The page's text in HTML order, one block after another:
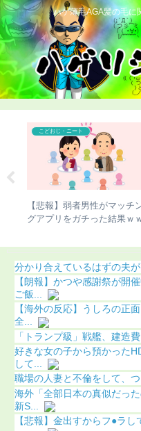
ハゲ薄毛AGA髪の毛に
こどおじ・ニート
【悲報】弱者男性がマッチ
グアプリをガチった結果ｗ
分かり合えているはずの夫
【朗報】かつや感謝祭が開
ご飯...
【海外の反応】うしろの正
全...
「トランプ級」戦艦、建造
好きな女の子から預かった
して...
職場の人妻と不倫をして、つ
海外「全部日本の真似だっ
新S...
【悲報】金出すからフ●ラ